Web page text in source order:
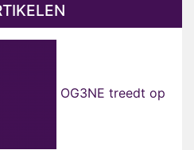
OG3NE treedt op